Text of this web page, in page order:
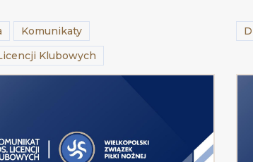
Komunikaty
Klubowych